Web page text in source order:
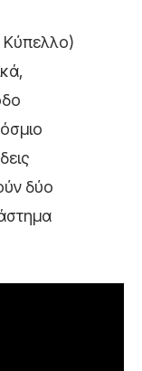
Κύπελλο)
δύο